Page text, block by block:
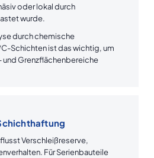
oder lokal durch
wurde.
durch chemische
Schichten ist das wichtig, um
Grenzflächenbereiche
Verschleißreserve,
Für Serienbauteile